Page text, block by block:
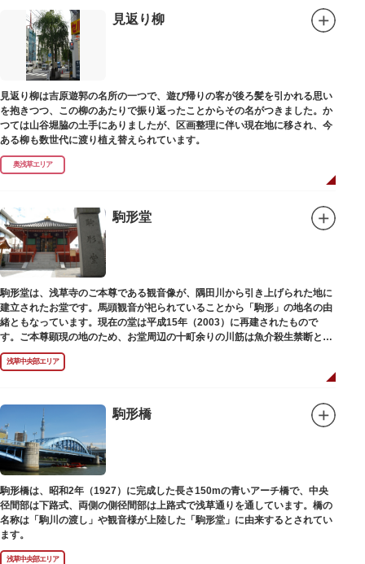
見返り柳
見返り柳は吉原遊郭の名所の一つで、遊び帰りの客が後ろ髪を引かれる思い
を抱きつつ、この柳のあたりで振り返ったことからその名がつきました。か
つては山谷堀脇の土手にありましたが、区画整理に伴い現在地に移され、今
ある柳も数世代に渡り植え替えられています。
奥浅草エリア
駒形堂
駒形堂は、浅草寺のご本尊である観音像が、隅田川から引き上げられた地に
建立されたお堂です。馬頭観音が祀られていることから「駒形」の地名の由
緒ともなっています。現在の堂は平成15年（2003）に再建されたもので
す。ご本尊顕現の地のため、お堂周辺の十町余りの川筋は魚介殺生禁断とな
り、戒殺碑が建立されました。
浅草中央部エリア
駒形橋
駒形橋は、昭和2年（1927）に完成した長さ150mの青いアーチ橋で、中央
径間部は下路式、両側の側径間部は上路式で浅草通りを通しています。橋の
名称は「駒川の渡し」や観音様が上陸した「駒形堂」に由来するとされてい
ます。
浅草中央部エリア